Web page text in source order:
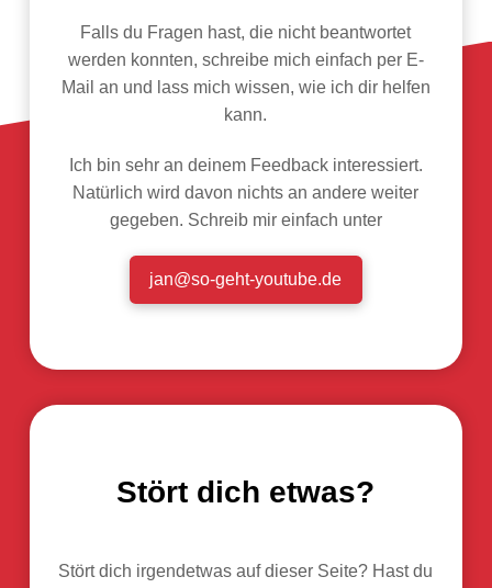
Falls du Fragen hast, die nicht beantwortet
werden konnten, schreibe mich einfach per E-
Mail an und lass mich wissen, wie ich dir helfen
kann.
Ich bin sehr an deinem Feedback interessiert.
Natürlich wird davon nichts an andere weiter
gegeben. Schreib mir einfach unter
jan@so-geht-youtube.de
Stört dich etwas?
Stört dich irgendetwas auf dieser Seite? Hast du